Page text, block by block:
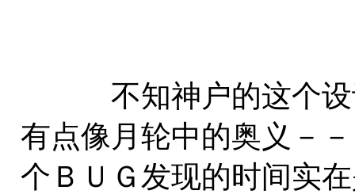
不知神户的这个设
有点像月轮中的奥义－
个ＢＵＧ发现的时间实